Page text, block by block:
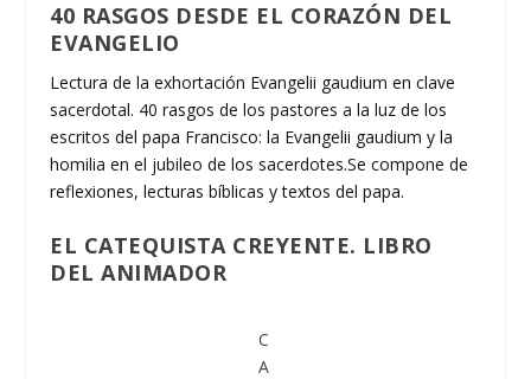
40 RASGOS DESDE EL CORAZÓN DEL
EVANGELIO
Lectura de la exhortación Evangelii gaudium en clave
sacerdotal. 40 rasgos de los pastores a la luz de los
escritos del papa Francisco: la Evangelii gaudium y la
homilia en el jubileo de los sacerdotes.Se compone de
reflexiones, lecturas bíblicas y textos del papa.
EL CATEQUISTA CREYENTE. LIBRO
DEL ANIMADOR
C
A